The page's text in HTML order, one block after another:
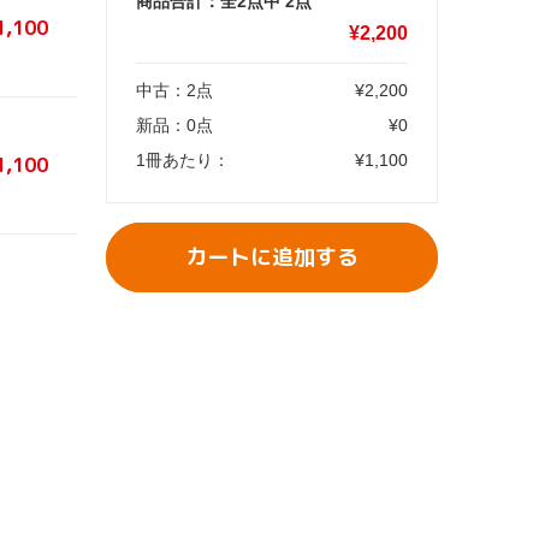
¥2,200
中古： 2点 ¥2,200
新品： 0点 ¥0
1冊あたり：
¥1,100
カートに追加する